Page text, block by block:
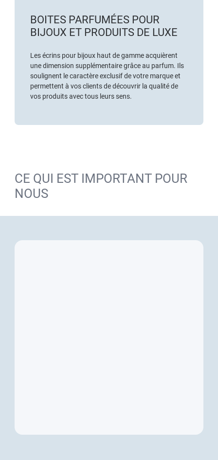
BOITES PARFUMÉES POUR
BIJOUX ET PRODUITS DE LUXE
Les écrins pour bijoux haut de gamme acquièrent
une dimension supplémentaire grâce au parfum. Ils
soulignent le caractère exclusif de votre marque et
permettent à vos clients de découvrir la qualité de
vos produits avec tous leurs sens.
CE QUI EST IMPORTANT POUR
NOUS